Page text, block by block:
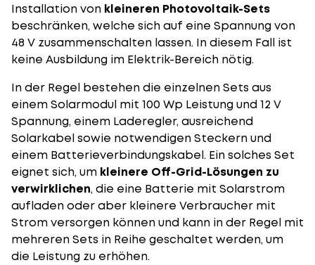
Installation von kleineren Photovoltaik-Sets
beschränken, welche sich auf eine Spannung von
48 V zusammenschalten lassen. In diesem Fall ist
keine Ausbildung im Elektrik-Bereich nötig.
In der Regel bestehen die einzelnen Sets aus
einem Solarmodul mit 100 Wp Leistung und 12 V
Spannung, einem Laderegler, ausreichend
Solarkabel sowie notwendigen Steckern und
einem Batterieverbindungskabel. Ein solches Set
eignet sich, um kleinere Off-Grid-Lösungen zu
verwirklichen, die eine Batterie mit Solarstrom
aufladen oder aber kleinere Verbraucher mit
Strom versorgen können und kann in der Regel mit
mehreren Sets in Reihe geschaltet werden, um
die Leistung zu erhöhen.